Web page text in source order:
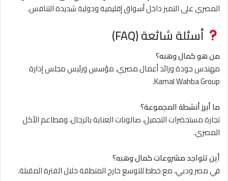
المصري على التميز داخل أسواق إقليمية ودولية شديدة التنافس.
أسئلة شائعة (FAQ)
من هو كمال وهبه؟
مهندس جودة ورائد أعمال مصري، مؤسس ورئيس مجلس إدارة
Kamal Wahba Group.
ما أبرز أنشطة المجموعة؟
تجارة مستحضرات التجميل، صالونات العناية بالرجال، ومطاعم الأكل
المصري.
أين تتواجد مشروعات كمال وهبه؟
في مصر ودبي، مع خطط للتوسع خارج المنطقة خلال الفترة المقبلة.